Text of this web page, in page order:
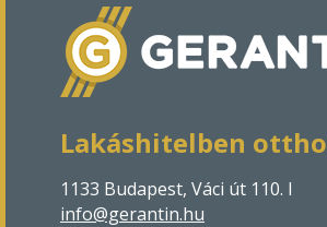
Lakáshitelben
1133 Budapest, Váci út 110. Ι
info@gerantin.hu